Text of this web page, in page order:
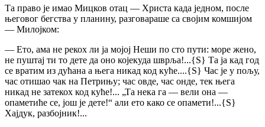
Та право је имао Мицков отац — Христа када једном, после
његовог бегства у планину, разговараше са својим комшијом
— Милојком:
— Ето, ама не рекох ли ја мојој Неши по сто пути: море жено,
не пуштај ти то дете да оно којекуда шврља!...{S} Та ја кад год
се вратим из дућана а њега никад код куће....{S} Час је у пољу,
час отишао чак на Петрињу; час овде, час онде, тек њега
никад не затекох код куће!... „Та нека га — вели она —
опаметиће се, још је дете!“ али ето како се опамети!...{S}
Хајдук, разбојник!...